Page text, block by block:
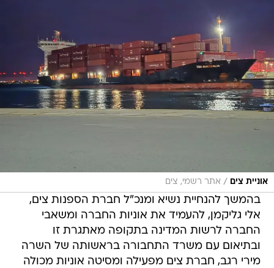
אוניית צים / אתר רשמי, צים
בהמשך להנחיית נשיא ומנכ"ל חברת הספנות צים,
אלי גליקמן, להעמיד את אוניות החברה ומשאבי
החברה לרשות המדינה בתקופה מאתגרת זו
ובתיאום עם משרד התחבורה בראשותה של השרה
מירי רגב, חברת צים מפעילה ומסיטה אוניות מכולה